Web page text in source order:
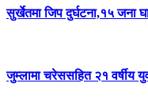
सुर्खेतमा जिप दुर्घटना,१५ जना
जुम्लामा चरेससहित २१ वर्षीय